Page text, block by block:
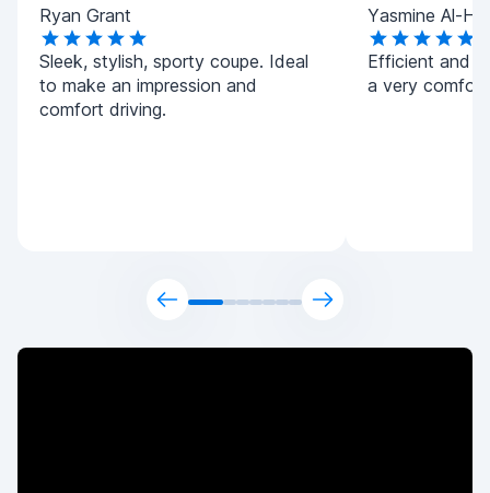
Ryan Grant
Sleek, stylish, sporty coupe. Ideal
to make an impression and
comfort driving.
Yasmine Al-
Efficient and
a very